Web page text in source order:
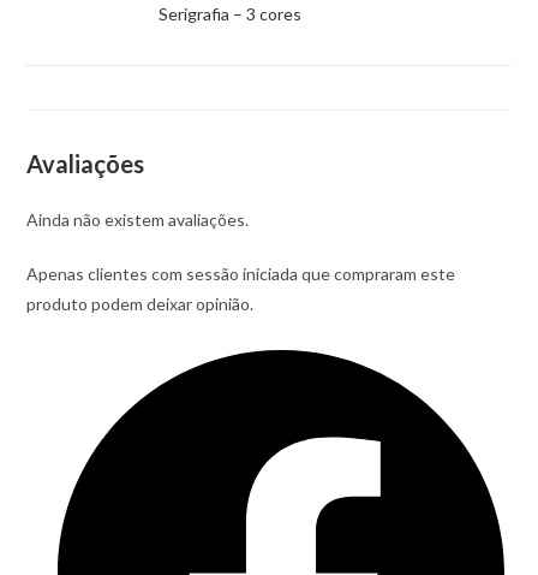
Serigrafia – 3 cores
Avaliações
Ainda não existem avaliações.
Apenas clientes com sessão iniciada que compraram este
produto podem deixar opinião.
window